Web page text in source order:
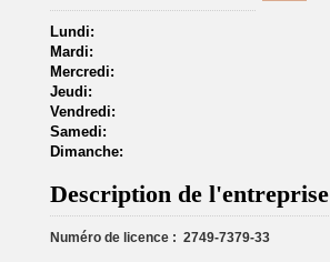
Lundi:
Mardi:
Mercredi:
Jeudi:
Vendredi:
Samedi:
Dimanche:
Description de l'entreprise
Numéro de licence : 2749-7379-33